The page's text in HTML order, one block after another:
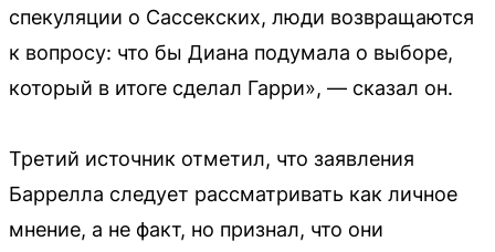
спекуляции о Сассекских, люди возвращаются
к вопросу: что бы Диана подумала о выборе,
который в итоге сделал Гарри», — сказал он.
Третий источник отметил, что заявления
Баррелла следует рассматривать как личное
мнение, а не факт, но признал, что они